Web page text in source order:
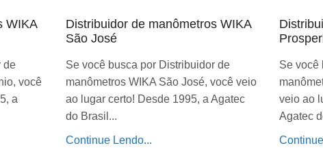
WIKA
de
você
a
Distribuidor de manômetros WIKA
São José
Se você busca por Distribuidor de
manômetros WIKA São José, você veio
ao lugar certo! Desde 1995, a Agatec
do Brasil...
Continue Lendo...
Se você
veio ao
Agatec